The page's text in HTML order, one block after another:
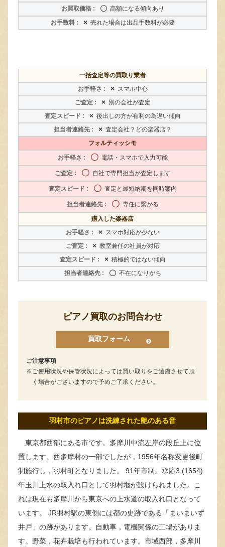
〇 高額になる傾向あり
× 売れた場合は出品手数料が必要
一括査定等の買取り業者
× スマホ中心
× 別の会社が査定
× 後出しの方が有利の為遅い傾向
× 査定会社？どの楽器店？
フォルティッシモ
〇 電話・スマホで入力可能
〇 自社で専門担当が査定します
〇 査定と最短納期を同時案内
〇 専任に繋がる
購入した楽器店
× スマホ対応が少ない
× 教室兼任の社員が対応
× 積極的ではない傾向
〇 不在になりがち
ピアノ買取のお問合わせ
買取フォーム
ご注意事項
ご使用状況や保管状況によっては買い取りをご遠慮させて頂
く場合がございますので予めご了承ください。
羽村市のピアノは洗練された艶のある音
東京都西部にある市です。多摩川中流左岸の段丘上に位
置します。西多摩村の一部でしたが，1956年名称変更後町
制施行し，羽村町となりました。 91年市制。承応3 (1654)
年玉川上水の取入れ口として羽村堰が設けられました。こ
れは現在も多摩川から東京への上水道の取入れ口となって
います。 JR羽村駅の東側には都の史跡である「まいまいず
井戸」の跡があります。自動車，電機関係の工場がありま
す。野菜，花卉栽培も行われています。市域西部，多摩川